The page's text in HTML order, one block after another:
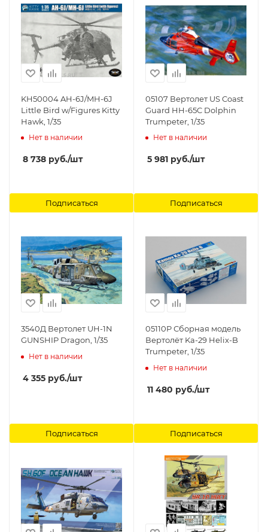
KH50004 AH-6J/MH-6J
Little Bird w/Figures Kitty
Hawk, 1/35
Нет в наличии
8 738 руб./шт
Подписаться
05107 Вертолет US Coast
Guard HH-65C Dolphin
Trumpeter, 1/35
Нет в наличии
5 981 руб./шт
Подписаться
3540Д Вертолет UH-1N
GUNSHIP Dragon, 1/35
Нет в наличии
4 355 руб./шт
Подписаться
05110P Сборная модель
Вертолёт Ka-29 Helix-B
Trumpeter, 1/35
Нет в наличии
11 480 руб./шт
Подписаться